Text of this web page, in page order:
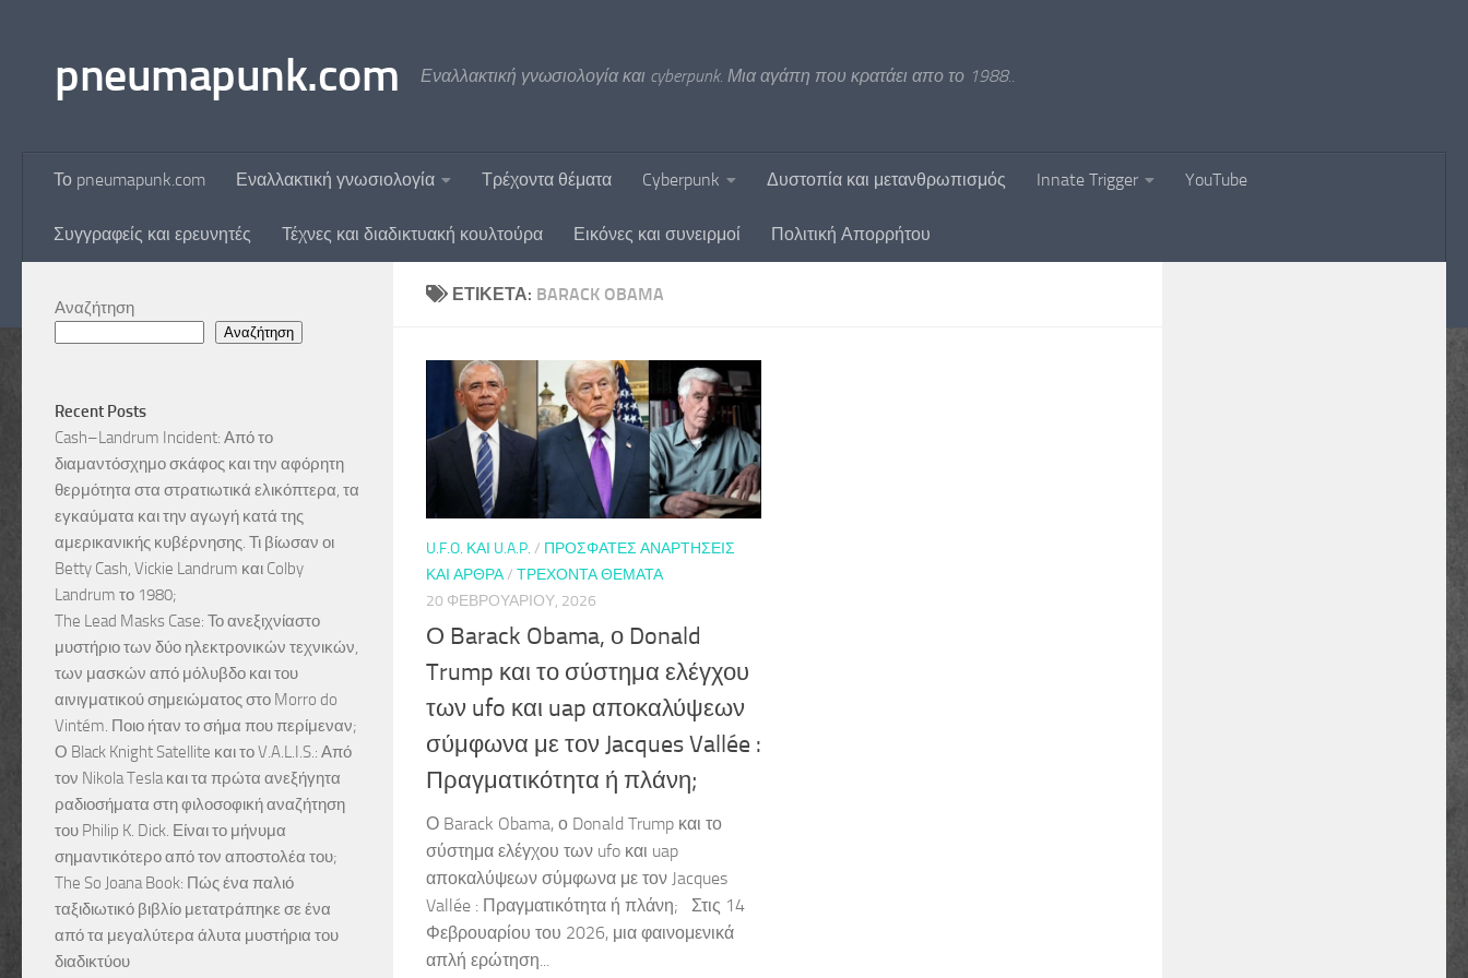
pneumapunk.com Εναλλακτική γνωσιολογία και cyberpunk. Μια αγάπη που κρατάει απο το 1988..
Το pneumapunk.com Εναλλακτική γνωσιολογία Τρέχοντα θέματα Cyberpunk Δυστοπία και μετανθρωπισμός Innate Trigger YouTube
Συγγραφείς και ερευνητές Τέχνες και διαδικτυακή κουλτούρα Εικόνες και συνειρμοί Πολιτική Απορρήτου
ΕΤΙΚΈΤΑ: BARACK OBAMA
U.F.O. ΚΑΙ U.A.P. / ΠΡΌΣΦΑΤΕΣ ΑΝΑΡΤΉΣΕΙΣ
ΚΑΙ ΆΡΘΡΑ/ ΤΡΈΧΟΝΤΑ ΘΈΜΑΤΑ
20 ΦΕΒΡΟΥΑΡΊΟΥ, 2026
Ο Barack Obama, ο Donald
Trump και το σύστημα ελέγχου
των ufo και uap αποκαλύψεων
σύμφωνα με τον Jacques Vallée :
Πραγματικότητα ή πλάνη;
Ο Barack Obama, ο Donald Trump και το
σύστημα ελέγχου των ufo και uap
αποκαλύψεων σύμφωνα με τον Jacques
Vallée : Πραγματικότητα ή πλάνη; Στις 14
Φεβρουαρίου του 2026, μια φαινομενικά
απλή ερώτηση...
Αναζήτηση
Αναζήτηση
Recent Posts
Cash–Landrum Incident: Από το
διαμαντόσχημο σκάφος και την αφόρητη
θερμότητα στα στρατιωτικά ελικόπτερα, τα
εγκαύματα και την αγωγή κατά της
αμερικανικής κυβέρνησης. Τι βίωσαν οι
Betty Cash, Vickie Landrum και Colby
Landrum το 1980;
The Lead Masks Case: Το ανεξιχνίαστο
μυστήριο των δύο ηλεκτρονικών τεχνικών,
των μασκών από μόλυβδο και του
αινιγματικού σημειώματος στο Morro do
Vintém. Ποιο ήταν το σήμα που περίμεναν;
Ο Black Knight Satellite και το V.A.L.I.S.: Από
τον Nikola Tesla και τα πρώτα ανεξήγητα
ραδιοσήματα στη φιλοσοφική αναζήτηση
του Philip K. Dick. Είναι το μήνυμα
σημαντικότερο από τον αποστολέα του;
The So Joana Book: Πώς ένα παλιό
ταξιδιωτικό βιβλίο μετατράπηκε σε ένα
από τα μεγαλύτερα άλυτα μυστήρια του
διαδικτύου